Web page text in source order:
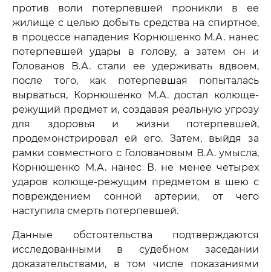
против воли потерпевшей проникли в ее
жилище с целью добыть средства на спиртное,
в процессе нападения Корнюшенко М.А. нанес
потерпевшей удары в голову, а затем он и
Голованов В.А. стали ее удерживать вдвоем,
после того, как потерпевшая попыталась
вырваться, Корнюшенко М.А. достал колюще-
режущий предмет и, создавая реальную угрозу
для здоровья и жизни потерпевшей,
продемонстрировал ей его. Затем, выйдя за
рамки совместного с Головановым В.А. умысла,
Корнюшенко М.А. нанес В. не менее четырех
ударов колюще-режущим предметом в шею с
повреждением сонной артерии, от чего
наступила смерть потерпевшей.
Данные обстоятельства подтверждаются
исследованными в судебном заседании
доказательствами, в том числе показаниями